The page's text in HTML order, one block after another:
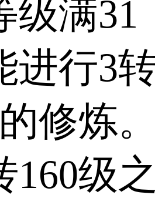
级满31
进行3
修炼
160级